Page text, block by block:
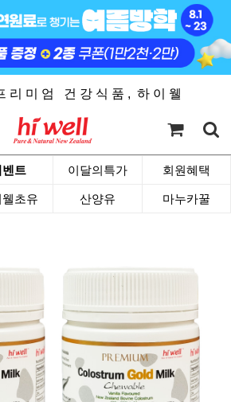
리 미 엄 건 강 식 품 , 하 이 웰
벤트 이달의특가 회원혜택
초유 산양유 마누카꿀